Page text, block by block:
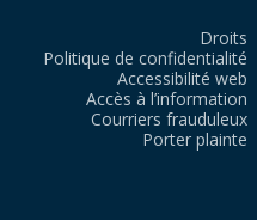
Droits
Politique de confidentialité
Accessibilité web
Accès à l’information
Courriers frauduleux
Porter plainte